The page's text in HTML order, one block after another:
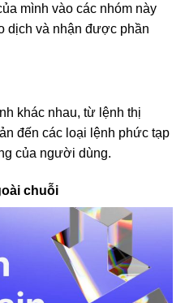
mình vào các nhóm này
dịch và nhận được phần
khác nhau, từ lệnh thị
đến các loại lệnh phức tạp
của người dùng.
chuỗi